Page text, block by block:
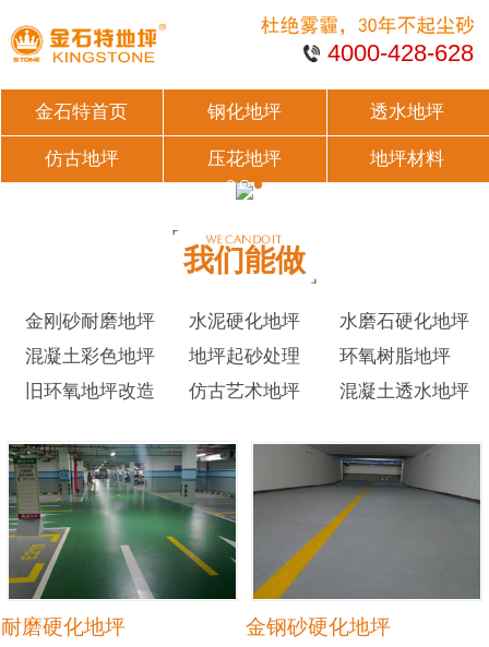
4000-428-628
金石特首页 钢化地坪 透水地坪
仿古地坪 压花地坪 地坪材料
我们能做
金刚砂耐磨地坪 水泥硬化地坪
水磨石硬化地坪
混凝土彩色地坪
地坪起砂处理
环氧树脂地坪
旧环氧地坪改造
仿古艺术地坪 混凝土透水地坪
耐磨硬化地坪 金钢砂硬化地坪